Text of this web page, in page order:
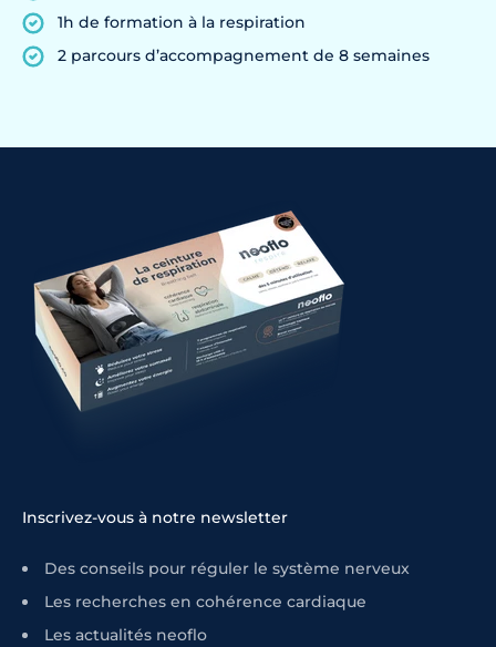
1h de formation à la respiration
2 parcours d’accompagnement de 8 semaines
Inscrivez-vous à notre newsletter
Des conseils pour réguler le système nerveux
Les recherches en cohérence cardiaque
Les actualités neoflo